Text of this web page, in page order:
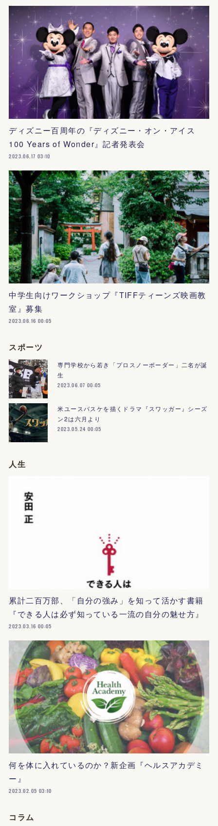
ディズニー百周年の『ディズニー・オン・アイス
100 Years of Wonder』記者発表会
2023.06.17 03:10
中学生向けワークショップ『TIFFティーンズ映画教
室』募集
2023.06.16 00:05
スポーツ
専門学校から若き「プロスノーボーダー」二名が誕
生
2023.06.07 00:05
米ユースバスケを描くドラマ『スワッガー』シーズ
ン2は六月より
2023.05.24 00:05
人生
累計二百万部、「自分の強み」を知って活かす書籍
『できる人は必ず知っている一流の自分の魅せ方』
2023.03.16 00:05
何を体に入れているのか？新企画『ヘルスアカデミ
ー』
2023.02.05 03:10
コラム